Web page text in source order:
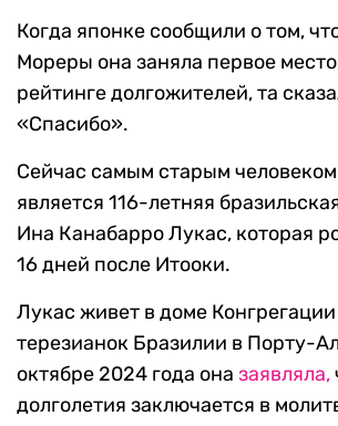
Когда японке сообщили о том,
Мореры она заняла первое
рейтинге долгожителей, та
«Спасибо».
Сейчас самым старым
является 116-летняя
Ина Канабарро Лукас, которая
16 дней после Итооки.
Лукас живет в доме Конгрегации
терезианок Бразилии в Порту-
октябре 2024 года она заявляла,
долголетия заключается в